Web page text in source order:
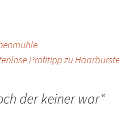
Profitipp zu
der keiner war“